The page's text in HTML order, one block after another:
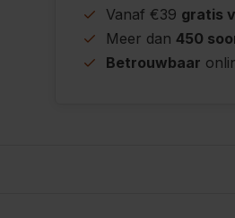
Vanaf €39 gratis
Meer dan 450
Betrouwbaar